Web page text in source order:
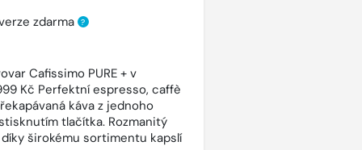
zdarma ?
Cafissimo PURE + v
Kč Perfektní espresso, caffè
káva z jednoho
tlačítka. Rozmanitý
širokému sortimentu kapslí